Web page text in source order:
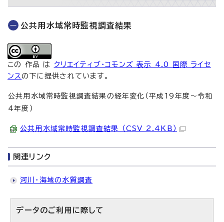
公共用水域常時監視調査結果
この 作品 は クリエイティブ・コモンズ 表示 4.0 国際 ライセ
ンスの下に提供されています。
公共用水域常時監視調査結果の経年変化（平成19年度～令和
4年度）
公共用水域常時監視調査結果 （CSV 2.4KB）
関連リンク
河川・海域の水質調査
データのご利用に際して